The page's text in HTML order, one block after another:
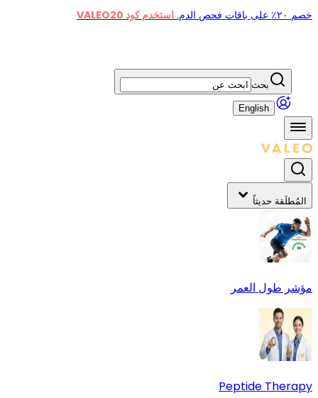
خصم ٢٠٪ على باقات فحص الدم. استخدم كود VALEO20
بحث
English
المُطلَقة حديثاً
مؤشر طول العمر
Peptide Therapy